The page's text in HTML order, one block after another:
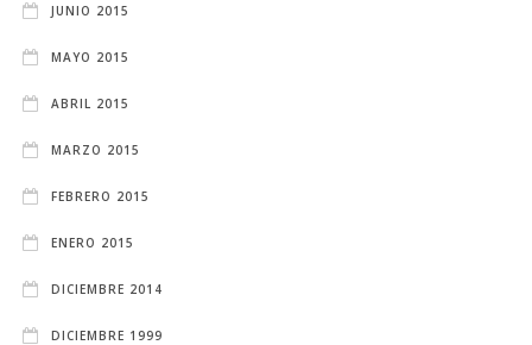
JUNIO 2015
MAYO 2015
ABRIL 2015
MARZO 2015
FEBRERO 2015
ENERO 2015
DICIEMBRE 2014
DICIEMBRE 1999